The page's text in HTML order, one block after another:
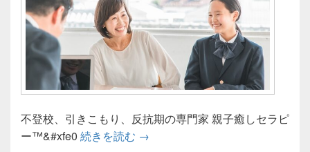
不登校、引きこもり、反抗期の専門家 親子癒しセラピ
ー™&#xfe0 続きを読む 2年9ヶ月不登校から大学受験目指
→